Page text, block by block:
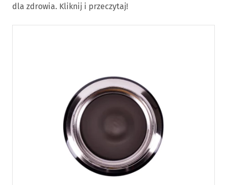
dla zdrowia. Kliknij i przeczytaj!